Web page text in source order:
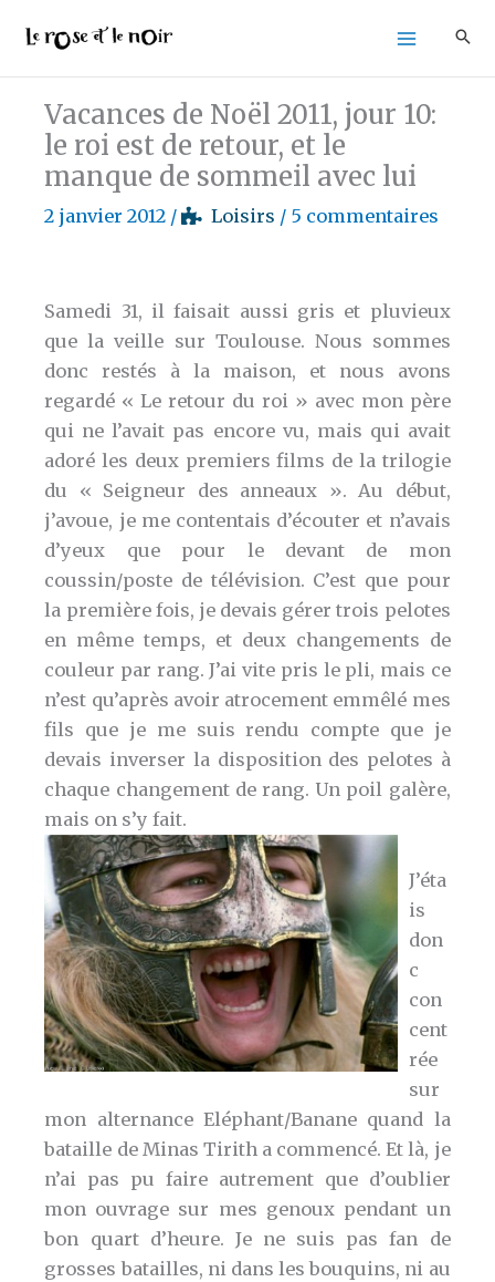
contenu
Vacances de Noël 2011, jour 10:
le roi est de retour, et le
manque de sommeil avec lui
2 janvier 2012 / Loisirs / 5 commentaires
Samedi 31, il faisait aussi gris et pluvieux
que la veille sur Toulouse. Nous sommes
donc restés à la maison, et nous avons
regardé « Le retour du roi » avec mon père
qui ne l’avait pas encore vu, mais qui avait
adoré les deux premiers films de la trilogie
du « Seigneur des anneaux ». Au début,
j’avoue, je me contentais d’écouter et n’avais
d’yeux que pour le devant de mon
coussin/poste de télévision. C’est que pour
la première fois, je devais gérer trois pelotes
en même temps, et deux changements de
couleur par rang. J’ai vite pris le pli, mais ce
n’est qu’après avoir atrocement emmêlé mes
fils que je me suis rendu compte que je
devais inverser la disposition des pelotes à
chaque changement de rang. Un poil galère,
mais on s’y fait.
J’éta
is
don
c
con
cent
rée
sur
mon alternance Eléphant/Banane quand la
bataille de Minas Tirith a commencé. Et là, je
n’ai pas pu faire autrement que d’oublier
mon ouvrage sur mes genoux pendant un
bon quart d’heure. Je ne suis pas fan de
grosses batailles, ni dans les bouquins, ni au